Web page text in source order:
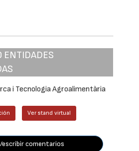
ENTIDADES
i Tecnologia Agroalimentària
Ver stand virtual
escribir comentarios